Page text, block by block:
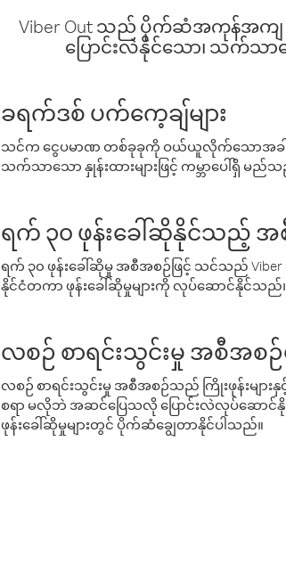
Viber Out သည် ပိုက်ဆံအကုန်အကျ
ပြောင်းလဲနိုင်သော၊ သက်သာ
ခရက်ဒစ် ပက်ကေ့ချ်များ
သင်က ငွေပမာဏ တစ်ခုခုကို ဝယ်ယူလိုက်သောအခါ
သက်သာသော နှုန်းထားများဖြင့် ကမ္ဘာပေါ်ရှိ မ
ရက် ၃၀ ဖုန်းခေါ်ဆိုနိုင်သည့် အ
ရက် ၃၀ ဖုန်းခေါ်ဆိုမှု အစီအစဉ်ဖြင့် သင်သည်
နိုင်ငံတကာ ဖုန်းခေါ်ဆိုမှုများကို လုပ်ဆောင်နိုင်သည်
လစဉ် စာရင်းသွင်းမှု အစီအစဉ်မ
လစဉ် စာရင်းသွင်းမှု အစီအစဉ်သည် ကြိုးဖုန်းများ
စရာ မလိုဘဲ အဆင်ပြေသလို ပြောင်းလဲလုပ်ဆောင်
ဖုန်းခေါ်ဆိုမှုများတွင် ပိုက်ဆံချွေတာနိုင်ပါသည်။